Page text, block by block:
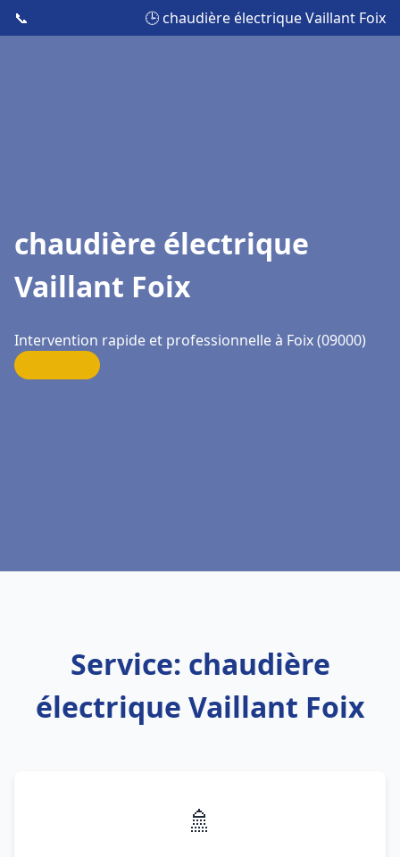
📞 🕒 chaudière électrique Vaillant Foix
chaudière électrique
Vaillant Foix
Intervention rapide et professionnelle à Foix (09000)
Service: chaudière
électrique Vaillant Foix
🚿